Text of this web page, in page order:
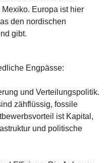
Europa ist hier
den nordischen
gibt.
Engpässe:
und Verteilungspolitik.
zähflüssig, fossile
ist Kapital,
und politische